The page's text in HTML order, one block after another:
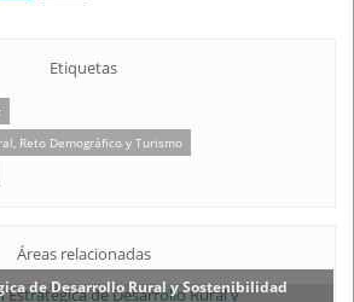
Etiquetas
Reto Demográfico y Turismo
Áreas relacionadas
de Desarrollo Rural y Sostenibilidad